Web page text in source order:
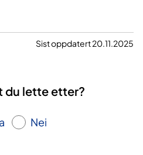
Sist oppdatert 20.11.2025
du lette etter?
Nei